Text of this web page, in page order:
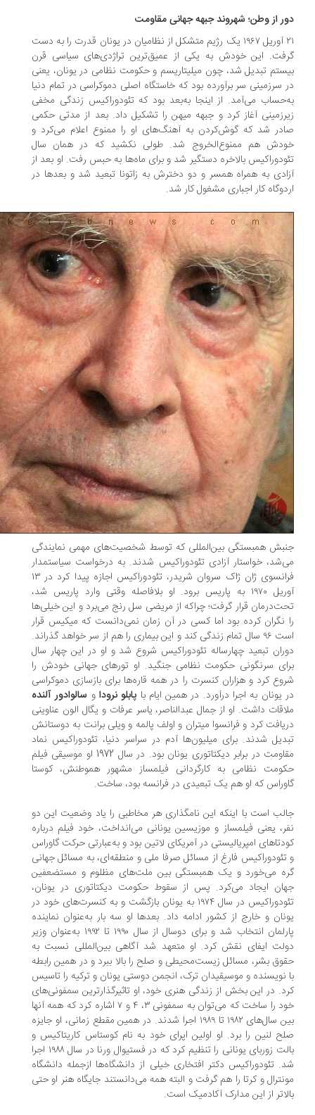
از وطن؛ شهروند جبهه جهانی مقاومت
۲۱ آوریل ۱۹۶۷ یک رژیم متشکل از نظامیان در یونان قدرت را به دست
این خودش به یکی از عمیق‌ترین تراژدی‌های سیاسی قرن
تبدیل شد، چون میلیتاریسم و حکومت نظامی در یونان، یعنی
سرزمینی سر برآورده بود که خاستگاه اصلی دموکراسی در تمام دنیا
می‌آمد. از اینجا به‌بعد بود که تئودوراکیس زندگی مخفی
آغاز کرد و جبهه میهن را تشکیل داد. بعد از مدتی حکمی
شد که گوش‌کردن به آهنگ‌های او را ممنوع اعلام می‌کرد و
هم ممنوع‌الخروج شد. طولی نکشید که در همان سال
بالاخره دستگیر شد و برای ماه‌ها به حبس رفت. او بعد از
به همراه همسر و دو دخترش به زاتونا تبعید شد و بعدها در
کار اجباری مشغول کار شد.
همبستگی بین‌المللی که توسط شخصیت‌های مهمی نمایندگی
خواستار آزادی تئودوراکیس شدند. به درخواست سیاستمدار
فرانسوی ژان ژاک سروان شریدر، تئودوراکیس اجازه پیدا کرد در ۱۳
آوریل ۱۹۷۰ به پاریس برود. او بلافاصله وقتی وارد پاریس شد،
قرار گرفت؛ چراکه از مریضی سل رنج می‌برد و این خیلی‌ها
نگران کرده بود اما کسی در آن زمان نمی‌دانست که میکیس قرار
است ۹۶ سال تمام زندگی کند و این بیماری را هم از سر خواهد گذراند.
تبعید چهارساله تئودوراکیس شروع شد و او در این چهار سال
سرنگونی حکومت نظامی جنگید. او تورهای جهانی خودش را
کرد و هزاران کنسرت را در همه قاره‌ها برای بازسازی دموکراسی
یونان به اجرا درآورد. در همین ایام با پابلو نروداوسالوادور آلنده
داشت. او از جمال عبدالناصر، یاسر عرفات و یگال الون عناوینی
کرد و فرانسوا میتران و اولف پالمه و ویلی برانت به دوستانش
شدند. برای میلیون‌ها آدم در سراسر دنیا، تئودوراکیس نماد
مقاومت در برابر دیکتاتوری یونان بود. در سال 1972 او موسیقی فیلم
نظامی به کارگردانی فیلمساز مشهور هموطنش، کوستا
که او هم یک تبعیدی در فرانسه بود، ساخت.
است با اینکه این نامگذاری هر مخاطبی را یاد وضعیت این دو
یعنی فیلمساز و موزیسین‌ یونانی می‌انداخت، خود فیلم درباره
امپریالیستی در آمریکای لاتین بود و به‌عبارتی حرکت گاوراس
فارغ از مسائل صرفا ملی و منطقه‌ای، به مسائل جهانی
می‌خورد و یک همبستگی بین ملت‌های مظلوم و مستضعفین
ایجاد می‌کرد. پس از سقوط حکومت دیکتاتوری در یونان،
تئودوراکیس در سال ۱۹۷۴ به یونان بازگشت و به کنسرت‌های خود در
و خارج از کشور ادامه داد. بعدها او سه بار به‌عنوان نماینده
پارلمان انتخاب شد و برای دوسال از سال ۱۹۹۰ تا ۱۹۹۲ به‌عنوان وزیر
ایفای نقش کرد. او متعهد شد آگاهی بین‌المللی نسبت به
بشر، مسائل زیست‌محیطی و صلح را بالا ببرد و در همین رابطه
نویسنده و موسیقیدان ترک، انجمن دوستی یونان و ترکیه را تاسیس
در این بخش از زندگی هنری خود، او تاثیرگذارترین سمفونی‌های
خود را ساخت که می‌توان به سمفونی ۳، ۴ و ۷ اشاره کرد که همه آنها
بین سال‌های ۱۹۸۲ تا ۱۹۸۹ اجرا شدند. در همین مقطع زمانی، او جایزه
لنین را برد. او اولین اپرای خود به نام کوستاس کاریتاکیس و
بالت زوربای یونانی را تنظیم کرد که در فستیوال ورنا در سال ۱۹۸۸ اجرا
تئودوراکیس دکتر افتخاری خیلی از دانشگاه‌ها ازجمله دانشگاه
و کرتا را هم گرفت و البته همه می‌دانستند جایگاه هنر او حتی
از این مدارک آکادمیک است.